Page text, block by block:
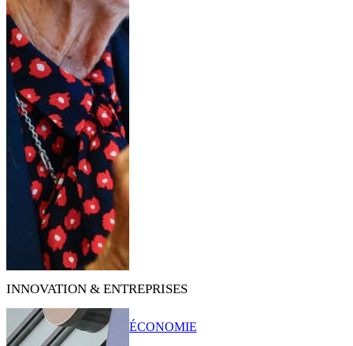
INNOVATION & ENTREPRISES
ÉCONOMIE